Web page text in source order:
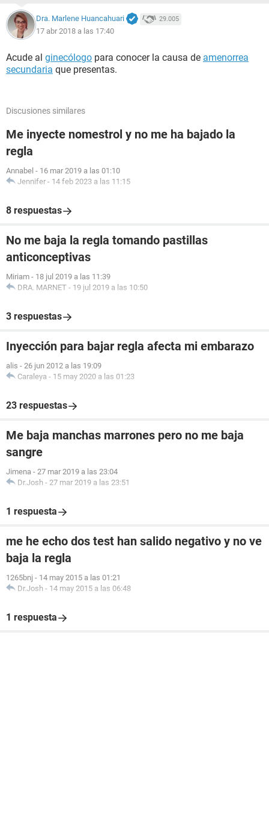
Dra. Marlene Huancahuari 29.005
17 abr 2018 a las 17:40
Acude al ginecólogo para conocer la causa de amenorrea
secundaria que presentas.
Discusiones similares
Me inyecte nomestrol y no me ha bajado la
regla
Annabel - 16 mar 2019 a las 01:10
Jennifer - 14 feb 2023 a las 11:15
8 respuestas
No me baja la regla tomando pastillas
anticonceptivas
Miriam - 18 jul 2019 a las 11:39
DRA. MARNET - 19 jul 2019 a las 10:50
3 respuestas
Inyección para bajar regla afecta mi embarazo
alis - 26 jun 2012 a las 19:09
Caraleya - 15 may 2020 a las 01:23
23 respuestas
Me baja manchas marrones pero no me baja
sangre
Jimena - 27 mar 2019 a las 23:04
Dr.Josh - 27 mar 2019 a las 23:51
1 respuesta
me he echo dos test han salido negativo y no ve
baja la regla
1265bnj - 14 may 2015 a las 01:21
Dr.Josh - 14 may 2015 a las 06:48
1 respuesta